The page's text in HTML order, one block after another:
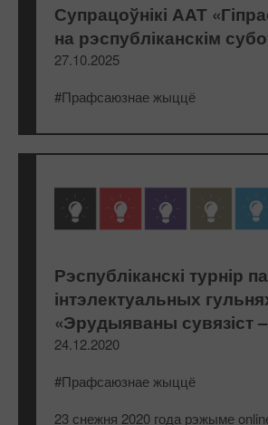
Супрацоўнікі ААТ
на рэспубліканскім
27.10.2025
#Прафсаюзнае жыццё
Рэспубліканскі турнір па
інтэлектуальных
«Эрудыяваны сувязіст –
24.12.2020
#Прафсаюзнае жыццё
23 снежня 2020 года рэжыме